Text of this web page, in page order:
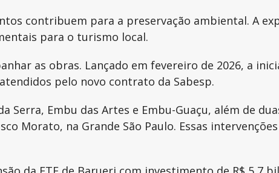
contribuem para a preservação ambiental. A
para o turismo local.
as obras. Lançado em fevereiro de 2026, a
pelo novo contrato da Sabesp.
Embu das Artes e Embu-Guaçu, além de
Morato, na Grande São Paulo. Essas